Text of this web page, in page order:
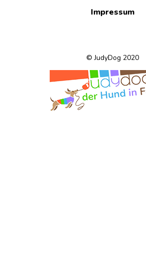
Impressum
© JudyDog 2020